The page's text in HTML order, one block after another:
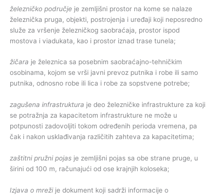
železničko područje je zemljišni prostor na kome se nalaze
železnička pruga, objekti, postrojenja i uređaji koji neposredno
služe za vršenje železničkog saobraćaja, prostor ispod
mostova i viadukata, kao i prostor iznad trase tunela;
žičara je železnica sa posebnim saobraćajno-tehničkim
osobinama, kojom se vrši javni prevoz putnika i robe ili samo
putnika, odnosno robe ili lica i robe za sopstvene potrebe;
zagušena infrastruktura je deo železničke infrastrukture za koji
se potražnja za kapacitetom infrastrukture ne može u
potpunosti zadovoljiti tokom određenih perioda vremena, pa
čak i nakon usklađivanja različitih zahteva za kapacitetima;
zaštitni pružni pojas je zemljišni pojas sa obe strane pruge, u
širini od 100 m, računajući od ose krajnjih koloseka;
Izjava o mrežije dokument koji sadrži informacije o